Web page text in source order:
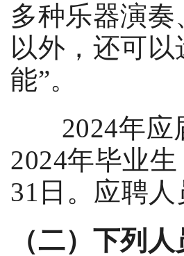
多种乐器演
以外，还可
能”。
2024年应
2024年毕业
31 日。 应聘
（二）下列